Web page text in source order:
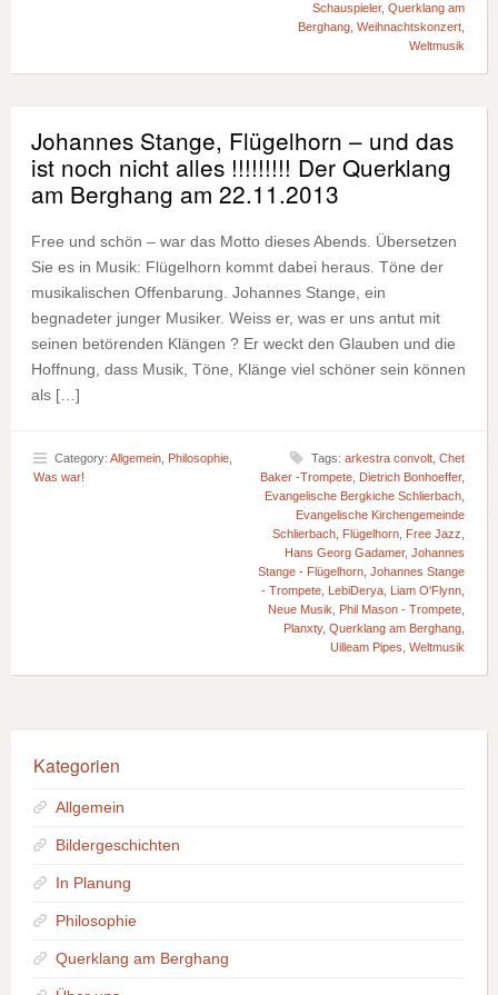
Schauspieler, Querklang am
Berghang Weihnachtskonzert
Weltmusik
Johannes Stange, Flügelhorn – und das
ist noch nicht alles !!!!!!!!! Der Querklang
am Berghang am 22.11.2013
Free und schön – war das Motto dieses Abends. Übersetzen
Sie es in Musik: Flügelhorn kommt dabei heraus. Töne der
musikalischen Offenbarung. Johannes Stange, ein
begnadeter junger Musiker. Weiss er, was er uns antut mit
seinen betörenden Klängen ? Er weckt den Glauben und die
Hoffnung, dass Musik, Töne, Klänge viel schöner sein können
als […]
Category: Allgemein Philosophie
Was war!
Tags: arkestra convolt Chet
Baker -Trompete Dietrich Bonhoeffer,
Evangelische Bergkiche Schlierbach
Evangelische Kirchengemeinde
Schlierbach Flügelhorn Free Jazz
Hans Georg Gadamer, Johannes
Stange - Flügelhorn Johannes Stange
- Trompete LebiDerya Liam O'Flynn
Neue Musik
Phil Mason - Trompete
Planxty, Querklang am Berghang
Uilleam Pipes Weltmusik
Kategorien
Allgemein
Bildergeschichten
In Planung
Philosophie
Querklang am Berghang